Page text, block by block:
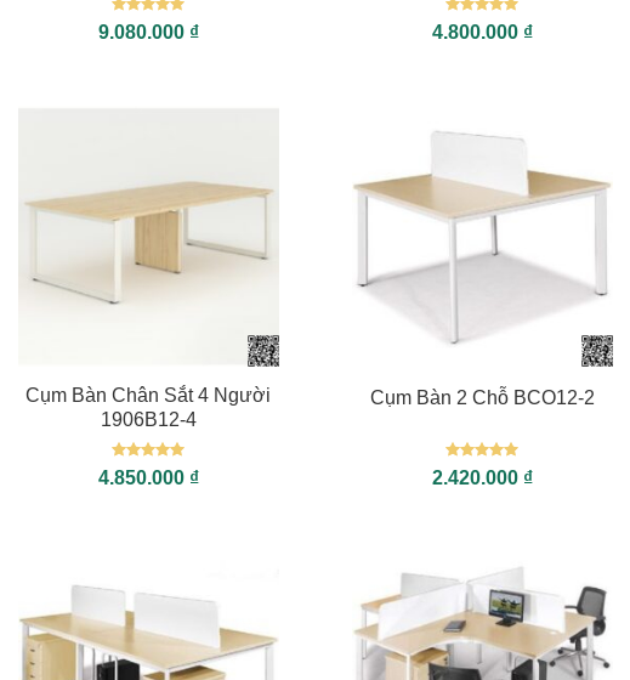
Được xếp
hạng55
9.080.000 ₫
Được xếp
hạng55
4.800.000 ₫
Cụm Bàn Chân Sắt 4 Người
1906B12-4
Được xếp
hạng55
4.850.000 ₫
Cụm Bàn 2 Chỗ BCO12-2
Được xếp
hạng55
2.420.000 ₫